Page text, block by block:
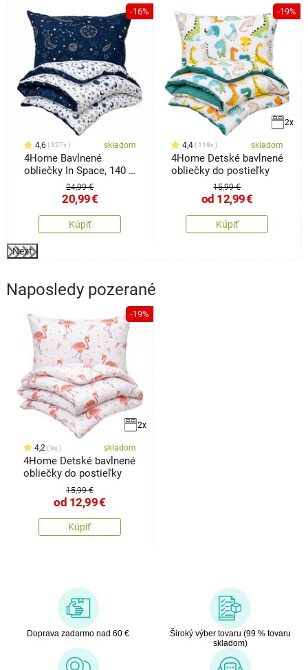
-16%
4,6 327x skladom
4Home Bavlnené
obliečky In Space, 140 x
200 cm, 70 x 90 cm
24,99 €
20,99€
Kúpiť
-19%
2x
4,4 119x skladom
4Home Detské bavlnené
obliečky do postieľky
15,99 €
od 12,99€
Kúpiť
Next
Naposledy pozerané
-19%
2x
4,2 9x skladom
4Home Detské bavlnené
obliečky do postieľky
15,99 €
od 12,99€
Kúpiť
Doprava zadarmo nad 60 €
Široký výber tovaru (99 % tovaru
skladom)